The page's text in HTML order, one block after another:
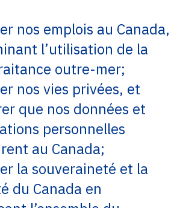
nos emplois au Canada,
l’utilisation de la
outre-mer;
nos vies privées, et
que nos données et
personnelles
au Canada;
la souveraineté et la
du Canada en